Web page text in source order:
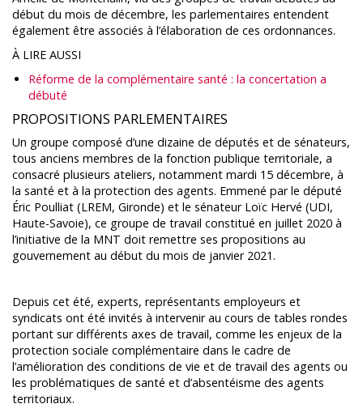
début du mois de décembre, les parlementaires entendent
également être associés à l’élaboration de ces ordonnances.
À LIRE AUSSI
Réforme de la complémentaire santé : la concertation a
débuté
PROPOSITIONS PARLEMENTAIRES
Un groupe composé d’une dizaine de députés et de sénateurs,
tous anciens membres de la fonction publique territoriale, a
consacré plusieurs ateliers, notamment mardi 15 décembre, à
la santé et à la protection des agents. Emmené par le député
Éric Poulliat (LREM, Gironde) et le sénateur Loïc Hervé (UDI,
Haute-Savoie), ce groupe de travail constitué en juillet 2020 à
l’initiative de la MNT doit remettre ses propositions au
gouvernement au début du mois de janvier 2021.
Depuis cet été, experts, représentants employeurs et
syndicats ont été invités à intervenir au cours de tables rondes
portant sur différents axes de travail, comme les enjeux de la
protection sociale complémentaire dans le cadre de
l’amélioration des conditions de vie et de travail des agents ou
les problématiques de santé et d’absentéisme des agents
territoriaux.